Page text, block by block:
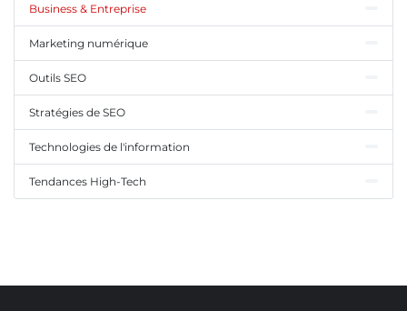
Business & Entreprise
Marketing numérique
Outils SEO
Stratégies de SEO
Technologies de l'information
Tendances High-Tech